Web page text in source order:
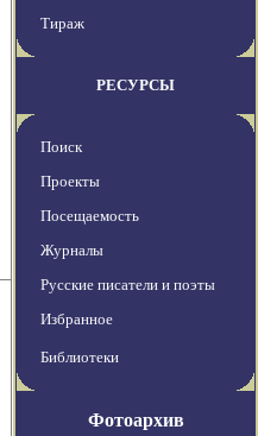
Тираж
РЕСУРСЫ
Поиск
Проекты
Посещаемость
Журналы
Русские писатели и поэты
Избранное
Библиотеки
Фотоархив